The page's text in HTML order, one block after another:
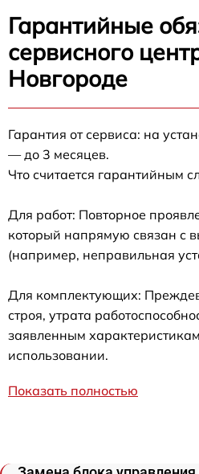
Гарантийные
сервисного
Новгороде
Гарантия от сервиса: на
— до 3 месяцев.
Что считается гарантийным
Для работ: Повторное
который напрямую связан с
(например, неправильная
Для комплектующих:
строя, утрата
заявленным
использовании.
Показать полностью